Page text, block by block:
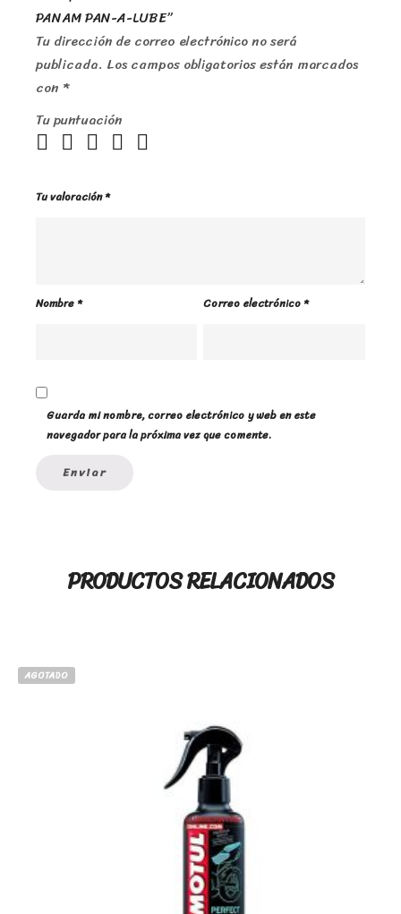
PANAM PAN-A-LUBE”
Tu dirección de correo electrónico no será
publicada. Los campos obligatorios están marcados
con *
Tu puntuación
Tu valoración*
Nombre* Correo electrónico*
Guarda mi nombre, correo electrónico y web en este
navegador para la próxima vez que comente.
PRODUCTOS RELACIONADOS
AGOTADO